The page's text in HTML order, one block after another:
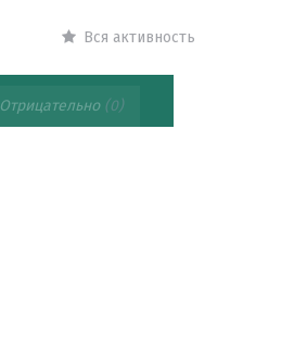
Вся активность
Отрицательно (0)